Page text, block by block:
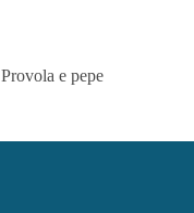
Provola e pepe